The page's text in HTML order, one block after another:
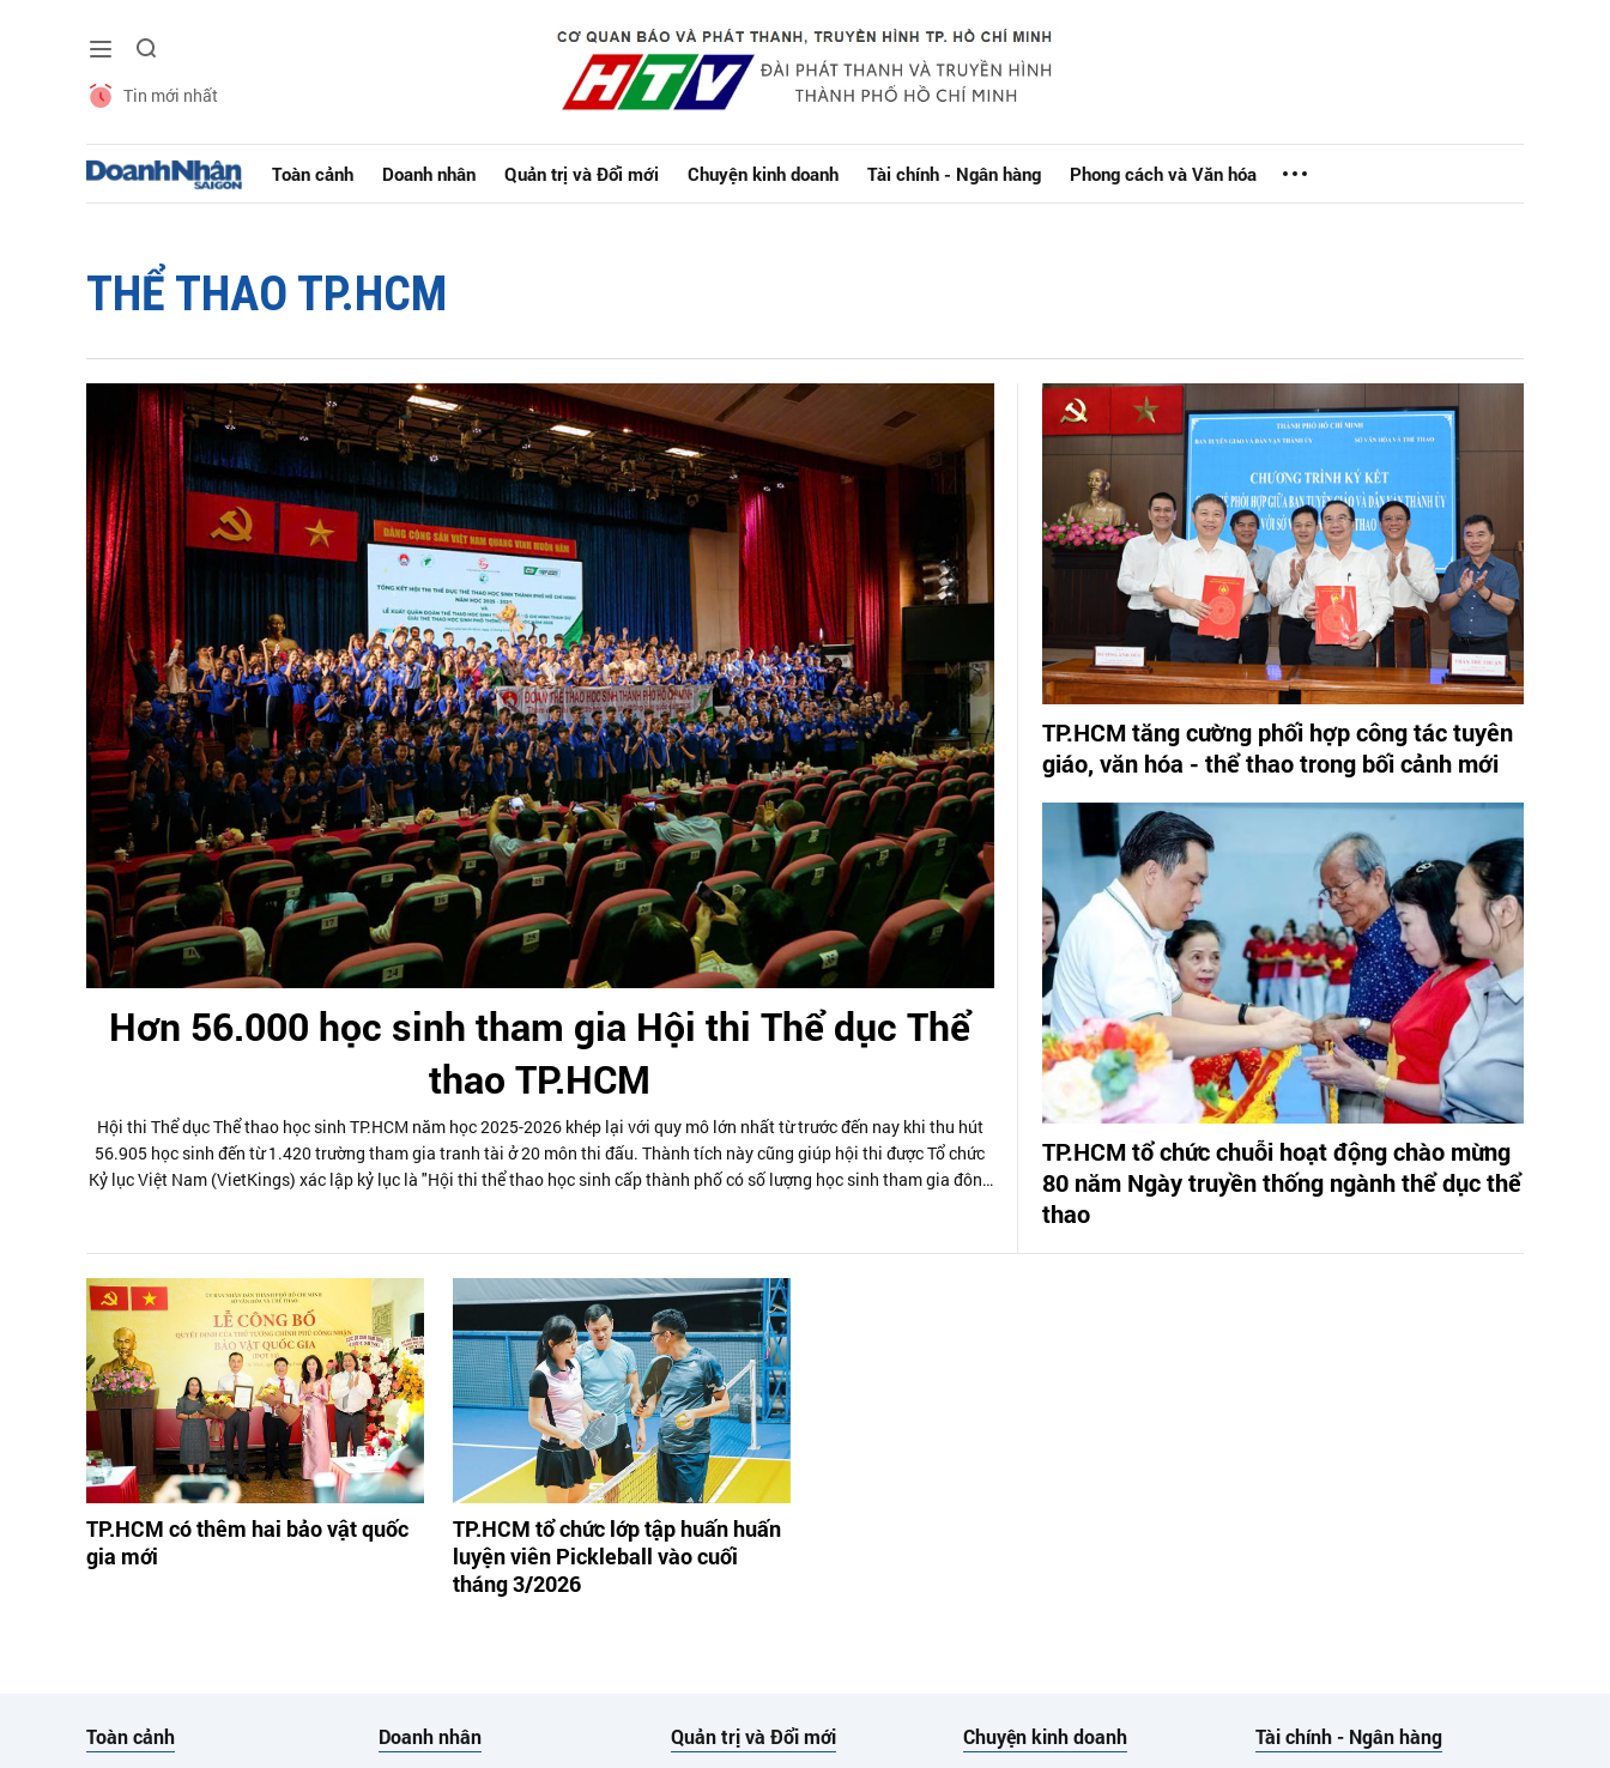
Tin mới nhất
Toàn cảnh Doanh nhân Quản trị và Đổi mới Chuyện kinh doanh Tài chính - Ngân hàng Phong cách và Văn hóa
THỂ THAO TP.HCM
Hơn 56.000 học sinh tham gia Hội thi Thể dục Thể
thao TP.HCM
Hội thi Thể dục Thể thao học sinh TP.HCM năm học 2025-2026 khép lại với quy mô lớn nhất từ trước đến nay khi thu hút
56.905 học sinh đến từ 1.420 trường tham gia tranh tài ở 20 môn thi đấu. Thành tích này cũng giúp hội thi được Tổ chức
Kỷ lục Việt Nam (VietKings) xác lập kỷ lục là "Hội thi thể thao học sinh cấp thành phố có số lượng học sinh tham gia đông
TP.HCM tăng cường phối hợp công tác tuyên
giáo, văn hóa - thể thao trong bối cảnh mới
TP.HCM tổ chức chuỗi hoạt động chào mừng
80 năm Ngày truyền thống ngành thể dục thể
thao
TP.HCM có thêm hai bảo vật quốc
gia mới
TP.HCM tổ chức lớp tập huấn huấn
luyện viên Pickleball vào cuối
tháng 3/2026
Toàn cảnh Doanh nhân Quản trị và Đổi mới Chuyện kinh doanh Tài chính - Ngân hàng